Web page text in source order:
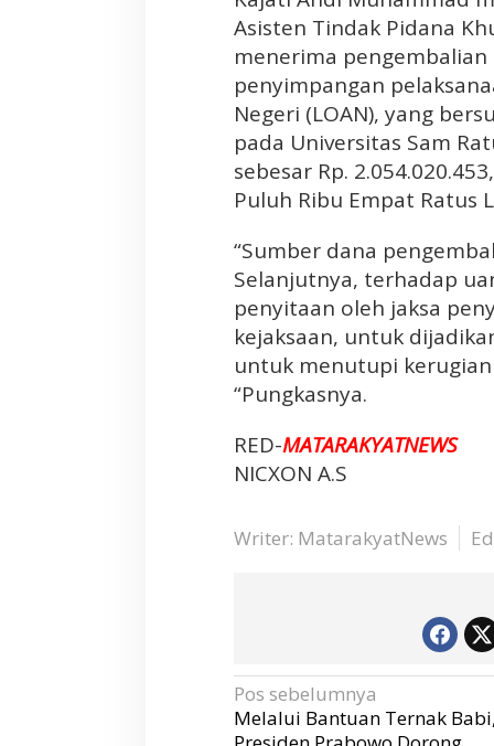
e
k
P
e
b
a
n
g
n
a
n
3
G
e
n
m
Asisten Tindak Pidana
menerima
penyimpangan
Negeri (LOAN), yang
pada Universitas Sam
sebesar Rp.
Puluh Ribu Empat Ratus
“Sumber dana
Selanjutnya, terhadap
penyitaan oleh jaksa
kejaksaan, untuk
untuk menutupi
“Pungkasnya.
RED-MATARAKYATNEWS
NICXON A.S
Writer: MatarakyatNews
N
a
v
i
g
Pos sebelumnya
Melalui Bantuan Ternak Babi,